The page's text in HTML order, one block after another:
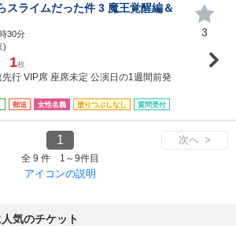
スライムだった件 3 魔王覚醒編＆
30分
)
1枚
行 VIP席 座席未定 公演日の1週間前発
郵送 女性名義 塗りつぶしなし 質問受付
3
1 次へ >
全 9 件 1～9件目
アイコンの説明
気のチケット